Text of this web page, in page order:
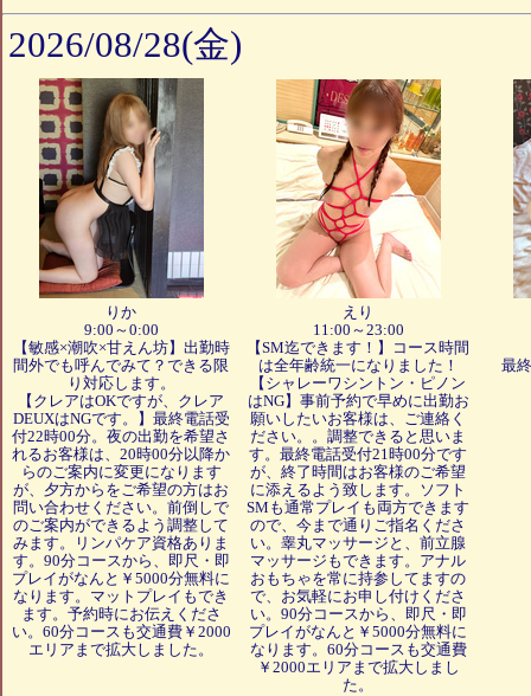
2026/08/28(金)
りか
9:00～0:00
【敏感×潮吹×甘えん坊】出勤時
間外でも呼んでみて？できる限
り対応します。
【クレアはOKですが、クレア
DEUXはNGです。】最終電話受
付22時00分。夜の出勤を希望さ
れるお客様は、20時00分以降か
らのご案内に変更になります
が、夕方からをご希望の方はお
問い合わせください。前倒しで
のご案内ができるよう調整して
みます。リンパケア資格ありま
す。90分コースから、即尺・即
プレイがなんと￥5000分無料に
なります。マットプレイもでき
ます。予約時にお伝えくださ
い。60分コースも交通費￥2000
エリアまで拡大しました。
えり
11:00～23:00
【SM迄できます！】コース時間
は全年齢統一になりました！
【シャレーワシントン・ピノン
はNG】事前予約で早めに出勤お
願いしたいお客様は、ご連絡く
ださい。。調整できると思いま
す。最終電話受付21時00分です
が、終了時間はお客様のご希望
に添えるよう致します。ソフト
SMも通常プレイも両方できます
ので、今まで通りご指名くださ
い。睾丸マッサージと、前立腺
マッサージもできます。アナル
おもちゃを常に持参してますの
で、お気軽にお申し付けくださ
い。90分コースから、即尺・即
プレイがなんと￥5000分無料に
なります。60分コースも交通費
￥2000エリアまで拡大しまし
た。
最